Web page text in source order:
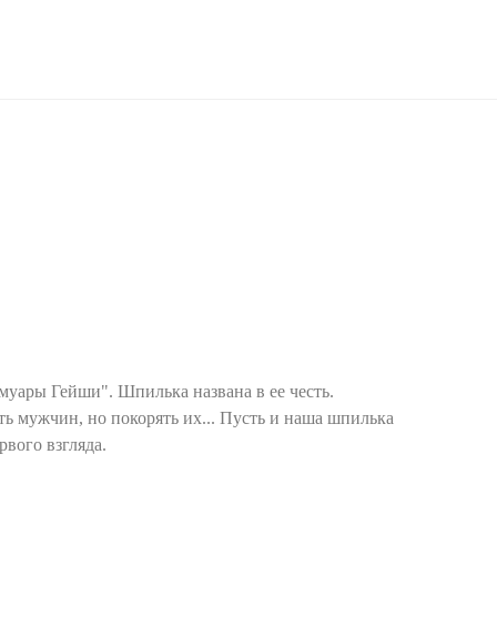
Гейши". Шпилька названа в ее честь.
мужчин, но покорять их... Пусть и наша шпилька
взгляда.